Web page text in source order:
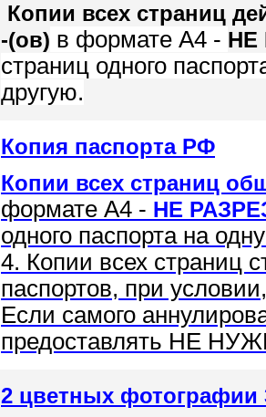
Копии всех страниц
-(ов) в формате А4 - НЕ
страниц одного
другую.
Копия паспорта РФ
Копии всех страниц
формате А4 - НЕ
одного паспорта на
4. Копии всех страниц
паспортов, при
Если самого
предоставлять НЕ
2 цветных фотографии